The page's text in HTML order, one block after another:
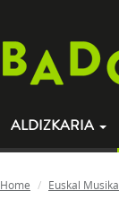
ALDIZKARIA
Home Euskal Musika